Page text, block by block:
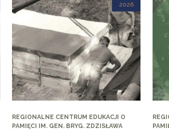
2026
REGIONALNE CENTRUM EDUKACJI O
PAMIĘCI IM. GEN. BRYG. ZDZISŁAWA